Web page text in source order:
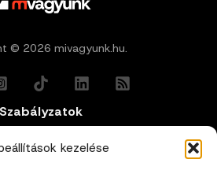
kezelése
© 2026 mivagyunk.hu.
Szabályzatok
Felhasználási Feltételek